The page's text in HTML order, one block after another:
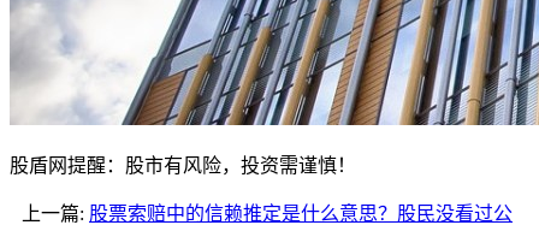
股盾网提醒：股市有风险，投资需谨慎！
上一篇: 股票索赔中的信赖推定是什么意思？股民没看过公